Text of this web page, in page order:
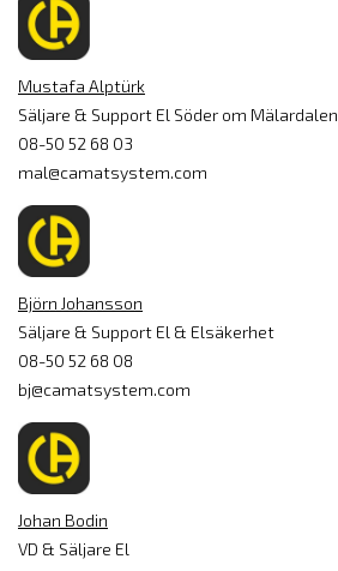
Mustafa Alptürk
Säljare & Support El Söder om Mälardalen
08-50 52 68 03
mal@camatsystem.com
Björn Johansson
Säljare & Support El & Elsäkerhet
08-50 52 68 08
bj@camatsystem.com
Johan Bodin
VD & Säljare El